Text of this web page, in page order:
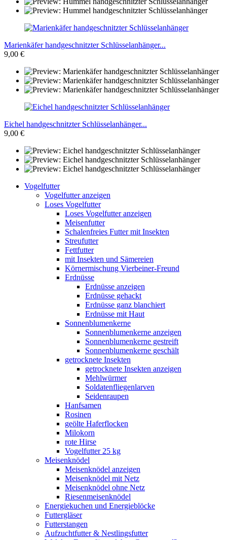
Marienkäfer handgeschnitzter Schlüsselanhänger...
9,00 €
Eichel handgeschnitzter Schlüsselanhänger...
9,00 €
Vogelfutter
Vogelfutter anzeigen
Loses Vogelfutter
Loses Vogelfutter anzeigen
Meisenfutter
Schalenfreies Futter mit Insekten
Streufutter
Fettfutter
mit Insekten und Sämereien
Körnermischung Vierbeiner-Freund
Erdnüsse
Erdnüsse anzeigen
Erdnüsse gehackt
Erdnüsse ganz blanchiert
Erdnüsse mit Haut
Sonnenblumenkerne
Sonnenblumenkerne anzeigen
Sonnenblumenkerne gestreift
Sonnenblumenkerne geschält
getrocknete Insekten
getrocknete Insekten anzeigen
Mehlwürmer
Soldatenfliegenlarven
Seidenraupen
Hanfsamen
Rosinen
geölte Haferflocken
Milokorn
rote Hirse
Vogelfutter 25 kg
Meisenknödel
Meisenknödel anzeigen
Meisenknödel mit Netz
Meisenknödel ohne Netz
Riesenmeisenknödel
Energiekuchen und Energieblöcke
Futtergläser
Futterstangen
Aufzuchtfutter & Nestlingsfutter